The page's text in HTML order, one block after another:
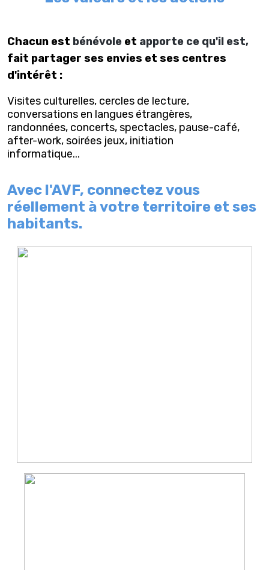
Chacun est bénévole et apporte ce qu'il est,
fait partager ses envies et ses centres
d'intérêt :
Visites culturelles, cercles de lecture,
conversations en langues étrangères,
randonnées, concerts, spectacles, pause-café,
after-work, soirées jeux, initiation
informatique...
Avec l'AVF, connectez vous
réellement à votre territoire et ses
habitants.